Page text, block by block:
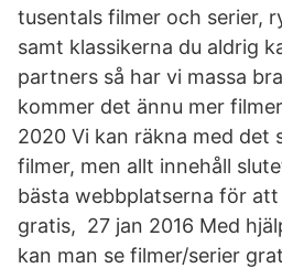
tusentals filmer och serier,
samt klassikerna du aldrig
partners så har vi massa
kommer det ännu mer
2020 Vi kan räkna med det
filmer, men allt innehåll
bästa webbplatserna för
gratis, 27 jan 2016 Med
kan man se filmer/serier